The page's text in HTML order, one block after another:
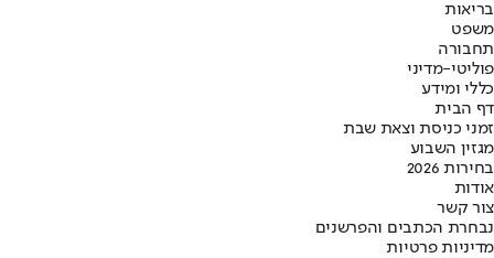
בריאות
משפט
תחבורה
פוליטי-מדיני
כללי ומידע
דף הבית
זמני כניסת וצאת שבת
מגזין השבוע
בחירות 2026
אודות
צור קשר
נבחרת הכתבים והפרשנים
מדיניות פרטיות